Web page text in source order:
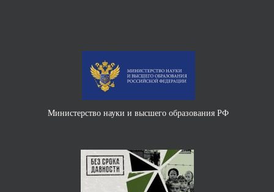
Министерство науки и высшего образования РФ